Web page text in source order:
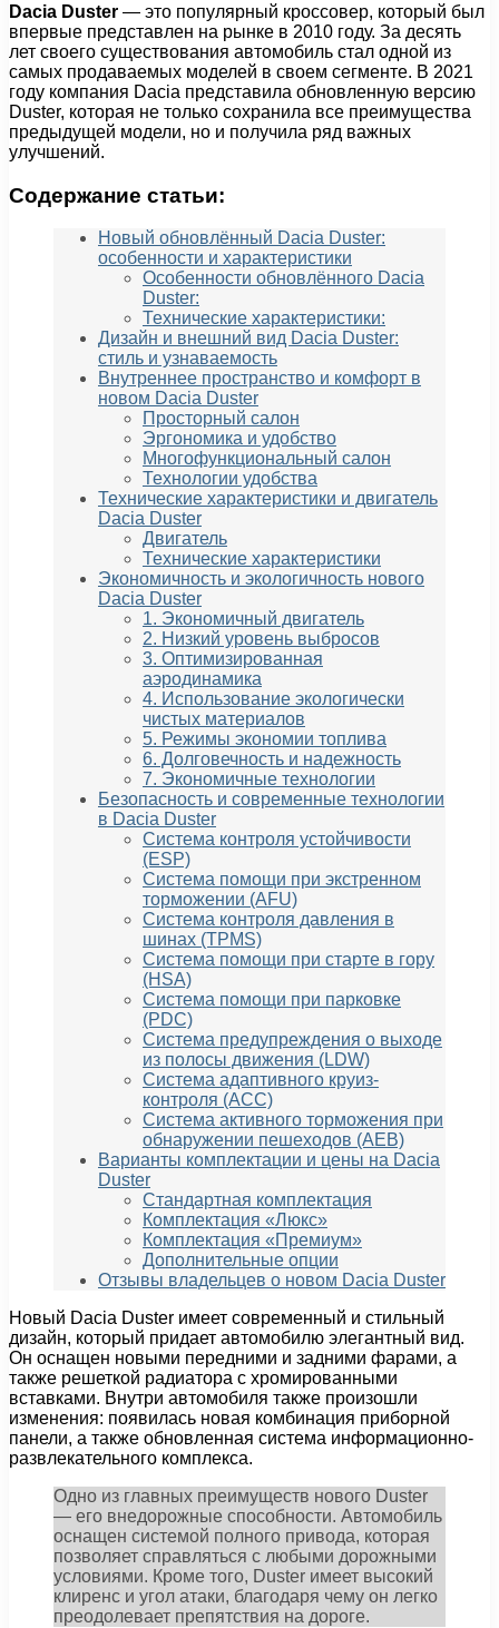
Dacia Duster — это популярный кроссовер, который был
впервые представлен на рынке в 2010 году. За десять
лет своего существования автомобиль стал одной из
самых продаваемых моделей в своем сегменте. В 2021
году компания Dacia представила обновленную версию
Duster, которая не только сохранила все преимущества
предыдущей модели, но и получила ряд важных
улучшений.
Содержание статьи:
Новый обновлённый Dacia Duster:
особенности и характеристики
Особенности обновлённого Dacia
Duster:
Технические характеристики:
Дизайн и внешний вид Dacia Duster:
стиль и узнаваемость
Внутреннее пространство и комфорт в
новом Dacia Duster
Просторный салон
Эргономика и удобство
Многофункциональный салон
Технологии удобства
Технические характеристики и двигатель
Dacia Duster
Двигатель
Технические характеристики
Экономичность и экологичность нового
Dacia Duster
1. Экономичный двигатель
2. Низкий уровень выбросов
3. Оптимизированная
аэродинамика
4. Использование экологически
чистых материалов
5. Режимы экономии топлива
6. Долговечность и надежность
7. Экономичные технологии
Безопасность и современные технологии
в Dacia Duster
Система контроля устойчивости
(ESP)
Система помощи при экстренном
торможении (AFU)
Система контроля давления в
шинах (TPMS)
Система помощи при старте в гору
(HSA)
Система помощи при парковке
(PDC)
Система предупреждения о выходе
из полосы движения (LDW)
Система адаптивного круиз-
контроля (ACC)
Система активного торможения при
обнаружении пешеходов (AEB)
Варианты комплектации и цены на Dacia
Duster
Стандартная комплектация
Комплектация «Люкс»
Комплектация «Премиум»
Дополнительные опции
Отзывы владельцев о новом Dacia Duster
Новый Dacia Duster имеет современный и стильный
дизайн, который придает автомобилю элегантный вид.
Он оснащен новыми передними и задними фарами, а
также решеткой радиатора с хромированными
вставками. Внутри автомобиля также произошли
изменения: появилась новая комбинация приборной
панели, а также обновленная система информационно-
развлекательного комплекса.
Одно из главных преимуществ нового Duster
— его внедорожные способности. Автомобиль
оснащен системой полного привода, которая
позволяет справляться с любыми дорожными
условиями. Кроме того, Duster имеет высокий
клиренс и угол атаки, благодаря чему он легко
преодолевает препятствия на дороге.